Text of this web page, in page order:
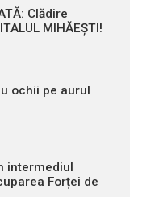
Clădire
MIHĂEȘTI!
ochii pe aurul
intermediul
Forței de